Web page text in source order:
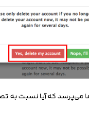
شما می‌پرسد که آیا نسبت